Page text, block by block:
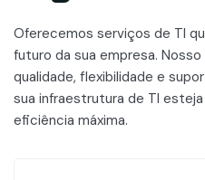
Oferecemos serviços de TI
futuro da sua empresa.
qualidade, flexibilidade e
sua infraestrutura de TI
eficiência máxima.